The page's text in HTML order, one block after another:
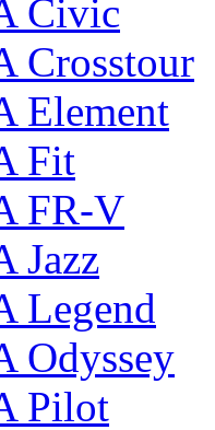
Civic
Crosstour
Element
Fit
FR-V
Jazz
Legend
Odyssey
Pilot